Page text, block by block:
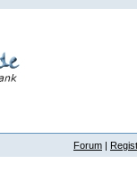
Forum |